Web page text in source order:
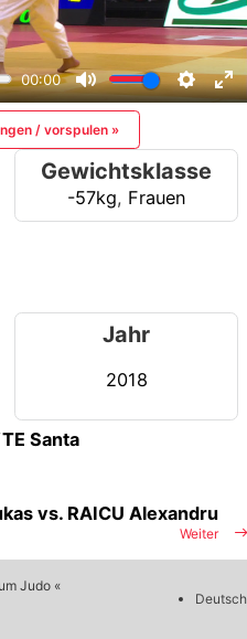
/ vorspulen »
Gewichtsklasse
-57kg, Frauen
Jahr
2018
Santa
Weiter
vs. RAICU Alexandru
Judo «
Deutsch